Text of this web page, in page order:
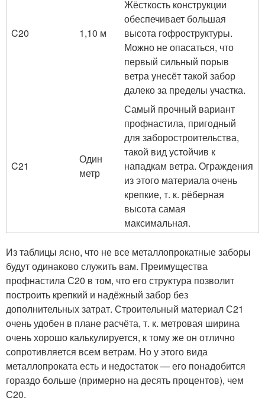
C20 1,10 м
Жёсткость конструкции
обеспечивает большая
высота гофроструктуры.
Можно не опасаться, что
первый сильный порыв
ветра унесёт такой забор
далеко за пределы участка.
C21
Один
метр
Самый прочный вариант
профнастила, пригодный
для заборостроительства,
такой вид устойчив к
нападкам ветра. Ограждения
из этого материала очень
крепкие, т. к. рёберная
высота самая
максимальная.
Из таблицы ясно, что не все металлопрокатные заборы
будут одинаково служить вам. Преимущества
профнастила С20 в том, что его структура позволит
построить крепкий и надёжный забор без
дополнительных затрат. Строительный материал С21
очень удобен в плане расчёта, т. к. метровая ширина
очень хорошо калькулируется, к тому же он отлично
сопротивляется всем ветрам. Но у этого вида
металлопроката есть и недостаток — его понадобится
гораздо больше (примерно на десять процентов), чем
С20.